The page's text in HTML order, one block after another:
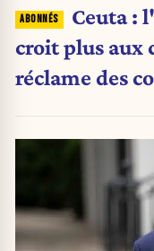
Ceuta :
croit plus aux
réclame des